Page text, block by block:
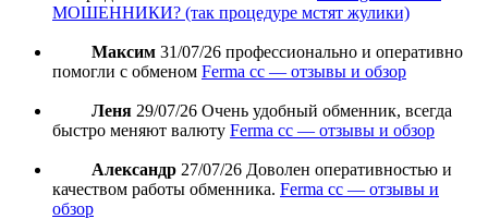
МОШЕННИКИ? (так процедуре мстят жулики)
Максим 31/07/26 профессионально и оперативно
помогли с обменом Ferma cc — отзывы и обзор
Леня 29/07/26 Очень удобный обменник, всегда
быстро меняют валюту Ferma cc — отзывы и обзор
Александр 27/07/26 Доволен оперативностью и
качеством работы обменника. Ferma cc — отзывы и
обзор